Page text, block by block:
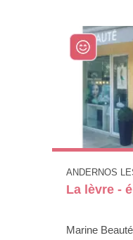
ANDERNOS
La lèvre -
Marine Beauté